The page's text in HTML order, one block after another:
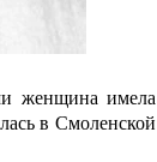
женщина имела
в Смоленской